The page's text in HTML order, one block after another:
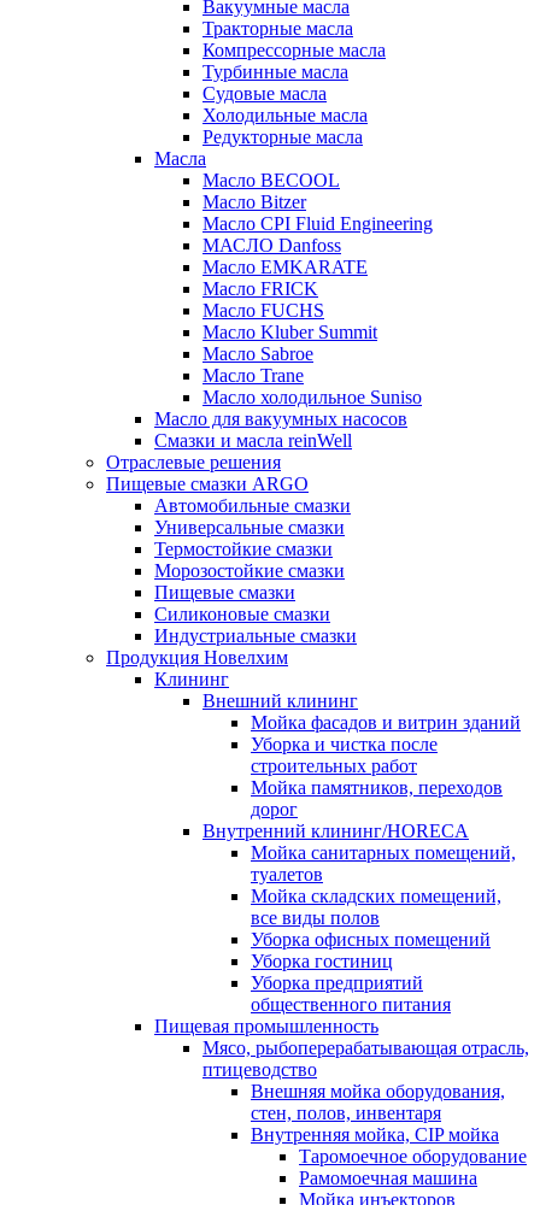
Вакуумные масла
Тракторные масла
Компрессорные масла
Турбинные масла
Судовые масла
Холодильные масла
Редукторные масла
Масла
Масло BECOOL
Масло Bitzer
Масло CPI Fluid Engineering
МАСЛО Danfoss
Масло EMKARATE
Масло FRICK
Масло FUCHS
Масло Kluber Summit
Масло Sabroe
Масло Trane
Масло холодильное Suniso
Масло для вакуумных насосов
Смазки и масла reinWell
Отраслевые решения
Пищевые смазки ARGO
Автомобильные смазки
Универсальные смазки
Термостойкие смазки
Морозостойкие смазки
Пищевые смазки
Силиконовые смазки
Индустриальные смазки
Продукция Новелхим
Клининг
Внешний клининг
Мойка фасадов и витрин зданий
Уборка и чистка после
строительных работ
Мойка памятников, переходов
дорог
Внутренний клининг/HORECA
Мойка санитарных помещений,
туалетов
Мойка складских помещений,
все виды полов
Уборка офисных помещений
Уборка гостиниц
Уборка предприятий
общественного питания
Пищевая промышленность
Мясо, рыбоперерабатывающая отрасль,
птицеводство
Внешняя мойка оборудования,
стен, полов, инвентаря
Внутренняя мойка, CIP мойка
Таромоечное оборудование
Рамомоечная машина
Мойка инъекторов